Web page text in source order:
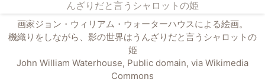
画家ジョン・ウィリアム・ウォーターハウスによる絵画。
機織りをしながら、影の世界はうんざりだと言うシャロットの
姫
John William Waterhouse, Public domain, via Wikimedia
Commons